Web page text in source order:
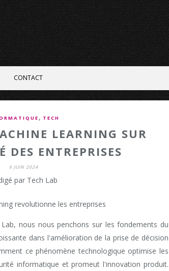
CONTACT
, TECH
LEARNING SUR
DES ENTREPRISES
6 JUIN 2024
par Tech Lab
nous nous penchons sur les fondements du
dans l'amélioration de la prise de décision
ce phénomène technologique optimise les
informatique et promeut l'innovation produit.